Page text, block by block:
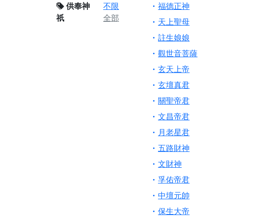
供奉神
祇
不限
全部
福德正神
天上聖母
註生娘娘
觀世音菩薩
玄天上帝
玄壇真君
關聖帝君
文昌帝君
月老星君
五路財神
文財神
孚佑帝君
中壇元帥
保生大帝